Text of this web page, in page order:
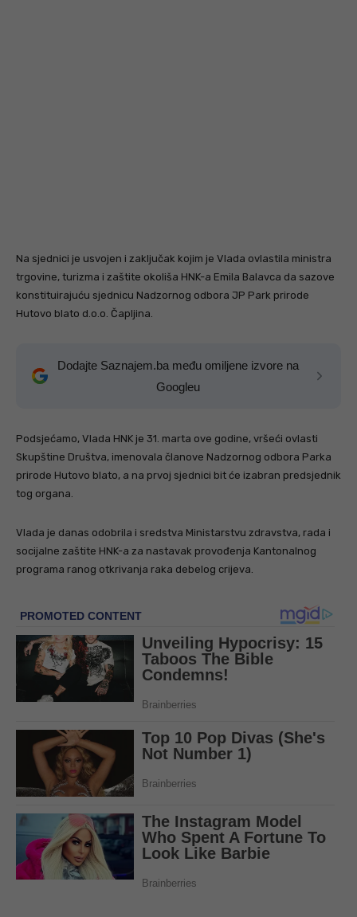
Na sjednici je usvojen i zaključak kojim je Vlada ovlastila ministra
trgovine, turizma i zaštite okoliša HNK-a Emila Balavca da sazove
konstituirajuću sjednicu Nadzornog odbora JP Park prirode
Hutovo blato d.o.o. Čapljina.
Dodajte Saznajem.ba među omiljene izvore na
Googleu
Podsjećamo, Vlada HNK je 31. marta ove godine, vršeći ovlasti
Skupštine Društva, imenovala članove Nadzornog odbora Parka
prirode Hutovo blato, a na prvoj sjednici bit će izabran predsjednik
tog organa.
Vlada je danas odobrila i sredstva Ministarstvu zdravstva, rada i
socijalne zaštite HNK-a za nastavak provođenja Kantonalnog
programa ranog otkrivanja raka debelog crijeva.